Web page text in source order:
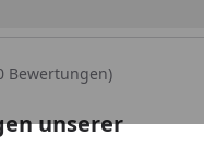
Bewertungen)
unserer